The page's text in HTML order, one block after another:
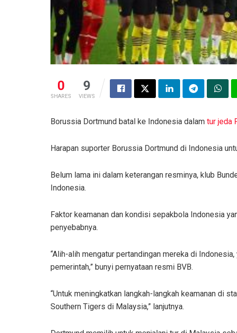
0
SHARES
9
VIEWS
Borussia Dortmund batal ke Indonesia dalam tur jeda
Harapan suporter Borussia Dortmund di Indonesia
Belum lama ini dalam keterangan resminya, klub
Indonesia.
Faktor keamanan dan kondisi sepakbola Indonesia
penyebabnya.
“Alih-alih mengatur pertandingan mereka di
pemerintah,” bunyi pernyataan resmi BVB.
“Untuk meningkatkan langkah-langkah keamanan di
Southern Tigers di Malaysia,” lanjutnya.